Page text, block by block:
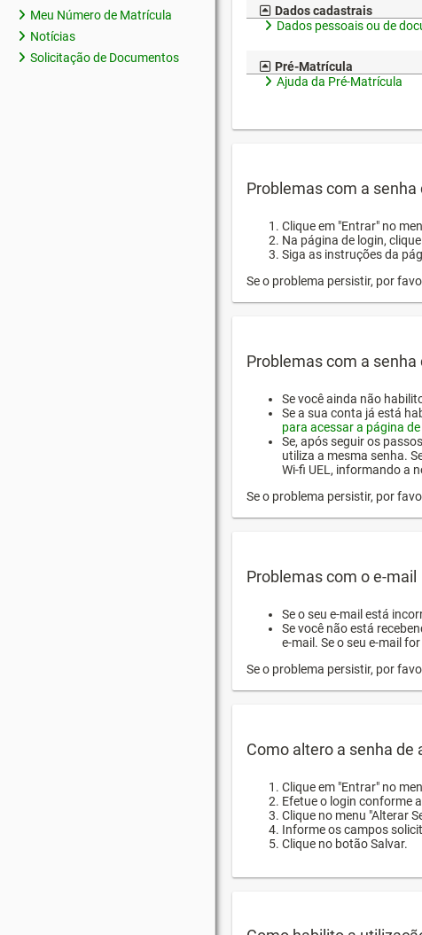
Meu Número de Matrícula
Notícias
Solicitação de Documentos
Dados cadastrais
Dados pessoais ou de
Pré-Matrícula
Ajuda da Pré-Matrícula
Problemas com a
Clique em "Entrar" no
Na página de login,
Siga as instruções da
Se o problema persistir, por
Problemas com a senha
Se você ainda não
Se a sua conta já está
para acessar a página
Se, após seguir os
utiliza a mesma senha.
Wi-fi UEL, informando a
Se o problema persistir, por
Problemas com o e-mail
Se o seu e-mail está
Se você não está
e-mail. Se o seu e-mail
Se o problema persistir, por
Como altero a senha de
Clique em "Entrar" no
Efetue o login conforme
Clique no menu "Alterar
Informe os campos
Clique no botão Salvar.